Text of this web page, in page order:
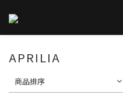
APRILIA
商品排序